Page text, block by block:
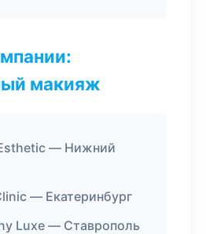
макияж
— Нижний
— Екатеринбург
Luxe — Ставрополь